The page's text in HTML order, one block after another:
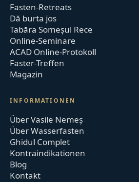
Fasten-Retreats
Dă burta jos
Tabăra Someșul Rece
Online-Seminare
ACAD Online-Protokoll
Faster-Treffen
Magazin
INFORMATIONEN
Über Vasile Nemeș
Über Wasserfasten
Ghidul Complet
Kontraindikationen
Blog
Kontakt